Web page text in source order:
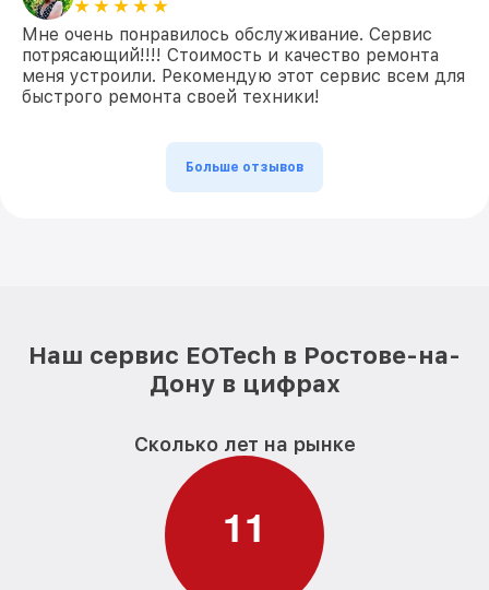
Мне очень понравилось обслуживание. Сервис
потрясающий!!!! Стоимость и качество ремонта
меня устроили. Рекомендую этот сервис всем для
быстрого ремонта своей техники!
Больше отзывов
Наш сервис EOTech в Ростове-на-
Дону в цифрах
Сколько лет на рынке
11